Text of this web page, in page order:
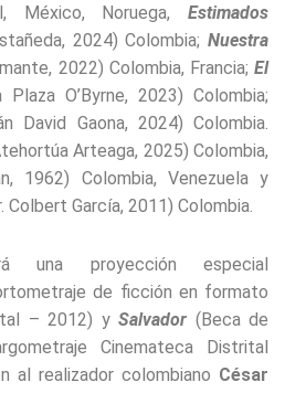
México, Noruega, Estimados
2024) Colombia; Nuestra
2022) Colombia, Francia; El
Plaza O’Byrne, 2023) Colombia;
David Gaona, 2024) Colombia.
Arteaga, 2025) Colombia,
1962) Colombia, Venezuela y
Colbert García, 2011) Colombia.
una proyección especial
de ficción en formato
– 2012) y Salvador (Beca de
Cinemateca Distrital
al realizador colombiano César